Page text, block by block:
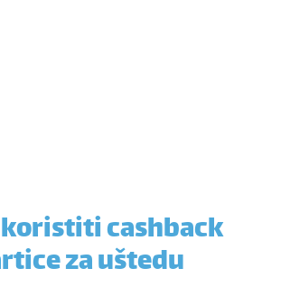
cashback
za uštedu